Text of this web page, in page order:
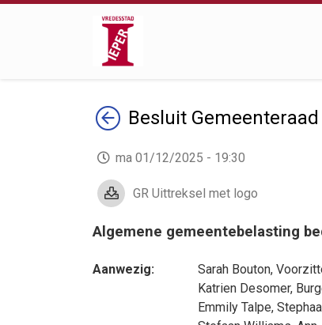
TerugBesluit Gemeenteraad
ma 01/12/2025 - 19:30
GR Uittreksel met logo
Algemene gemeentebelasting
Aanwezig: Sarah Bouton,
Katrien Desomer,
Emmily Talpe,